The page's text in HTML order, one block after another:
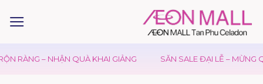
QUÀ KHAI GIẢNG SĂN SALE ĐẠI LỄ – MỪNG QUỐC